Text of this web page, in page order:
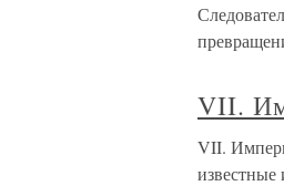
VII.
VII.
известные